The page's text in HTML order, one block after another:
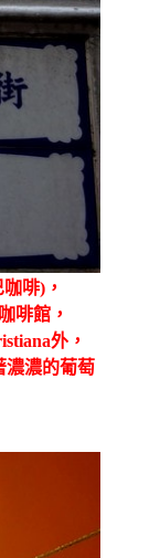
啡)，
啡館，
外，
濃的葡萄